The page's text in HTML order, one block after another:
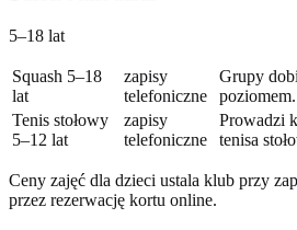
5–18 lat
Squash 5–18
lat
zapisy
telefoniczne
Grupy
poziomem.
Tenis stołowy
5–12 lat
zapisy
telefoniczne
Prowadzi
tenisa
Ceny zajęć dla dzieci ustala klub przy
przez rezerwację kortu online.